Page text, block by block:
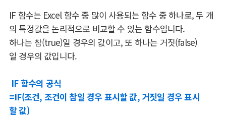
IF 함수는 Excel 함수 중 많이 사용되는 함수 중 하나로, 두 개
의 특정값을 논리적으로 비교할 수 있는 함수입니다.
하나는 참(true)일 경우의 값이고, 또 하나는 거짓(false)
일 경우의 값입니다.
IF 함수의 공식
=IF(조건, 조건이 참일 경우 표시할 값, 거짓일 경우 표시
할 값)